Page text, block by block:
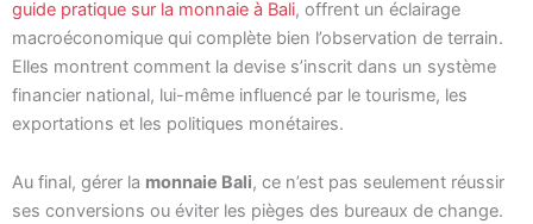
guide pratique sur la monnaie à Bali, offrent un éclairage
macroéconomique qui complète bien l’observation de terrain.
Elles montrent comment la devise s’inscrit dans un système
financier national, lui-même influencé par le tourisme, les
exportations et les politiques monétaires.
Au final, gérer la monnaie Bali, ce n’est pas seulement réussir
ses conversions ou éviter les pièges des bureaux de change.